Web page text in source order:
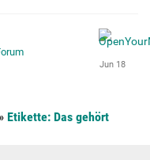
» Etikette: Das gehört